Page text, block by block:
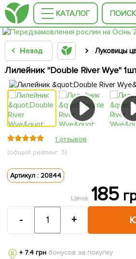
КАТАЛОГ ПОИСК
Назад Луковицы
Лилейник "Double River Wye"
1 отзывов
(общий рейтинг: 5)
Артикул : 20844
Цена: 185
- +
+ 7.4 грнбонусов за покупку